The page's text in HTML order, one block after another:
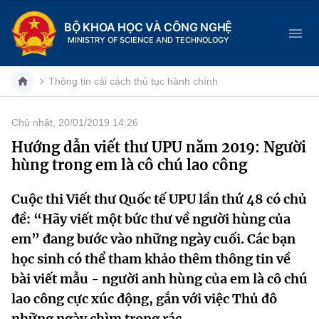
BỘ KHOA HỌC VÀ CÔNG NGHỆ
MINISTRY OF SCIENCE AND TECHNOLOGY
Danh mục
Trang chủ
Giới thiệu
Chức năng nhiệm vụ
Cơ cấu tổ chức
Lịch sử phát triển
Tin tức sự kiện
Khoa học và Công nghệ
Đổi mới sáng tạo
Dịch vụ công
Hệ thống văn bản
Thông tin cải cách thủ tục hành chính
Chủ nhật, 20/01/2019 14:26
Hướng dẫn viết thư UPU năm 2019: Người
hùng trong em là cô chú lao công
Cuộc thi Viết thư Quốc tế UPU lần thứ 48 có chủ
đề: “Hãy viết một bức thư về người hùng của
em” đang bước vào những ngày cuối. Các bạn
học sinh có thể tham khảo thêm thông tin về
bài viết mẫu - người anh hùng của em là cô chú
lao công cực xúc động, gắn với việc Thủ đô